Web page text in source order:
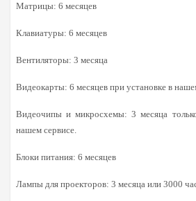
Матрицы: 6 месяцев
Клавиатуры: 6 месяцев
Вентиляторы: 3 месяца
Видеокарты: 6 месяцев при установке в
Видеочипы и микросхемы: 3 месяца
нашем сервисе.
Блоки питания: 6 месяцев
Лампы для проекторов: 3 месяца или 3000